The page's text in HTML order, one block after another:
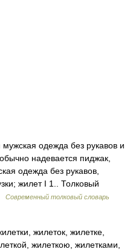
одежда без рукавов и
надевается пиджак,
одежда без рукавов,
жилет I 1.. Толковый
Современный толковый словарь
жилеток, жилетке,
жилеткою, жилетками,